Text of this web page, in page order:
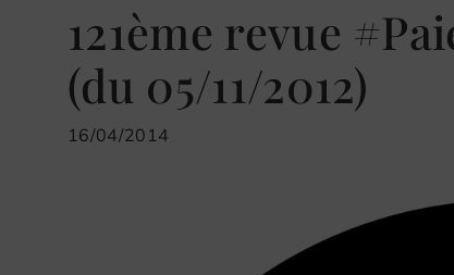
121ème revue
(du 05/11/2012)
16/04/2014